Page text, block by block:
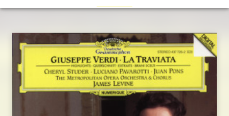
Levine
Deutsche
Grammophon